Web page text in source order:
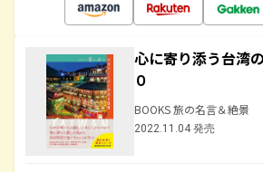
心に寄り添う台湾
０
BOOKS 旅の名言＆絶景
2022.11.04 発売